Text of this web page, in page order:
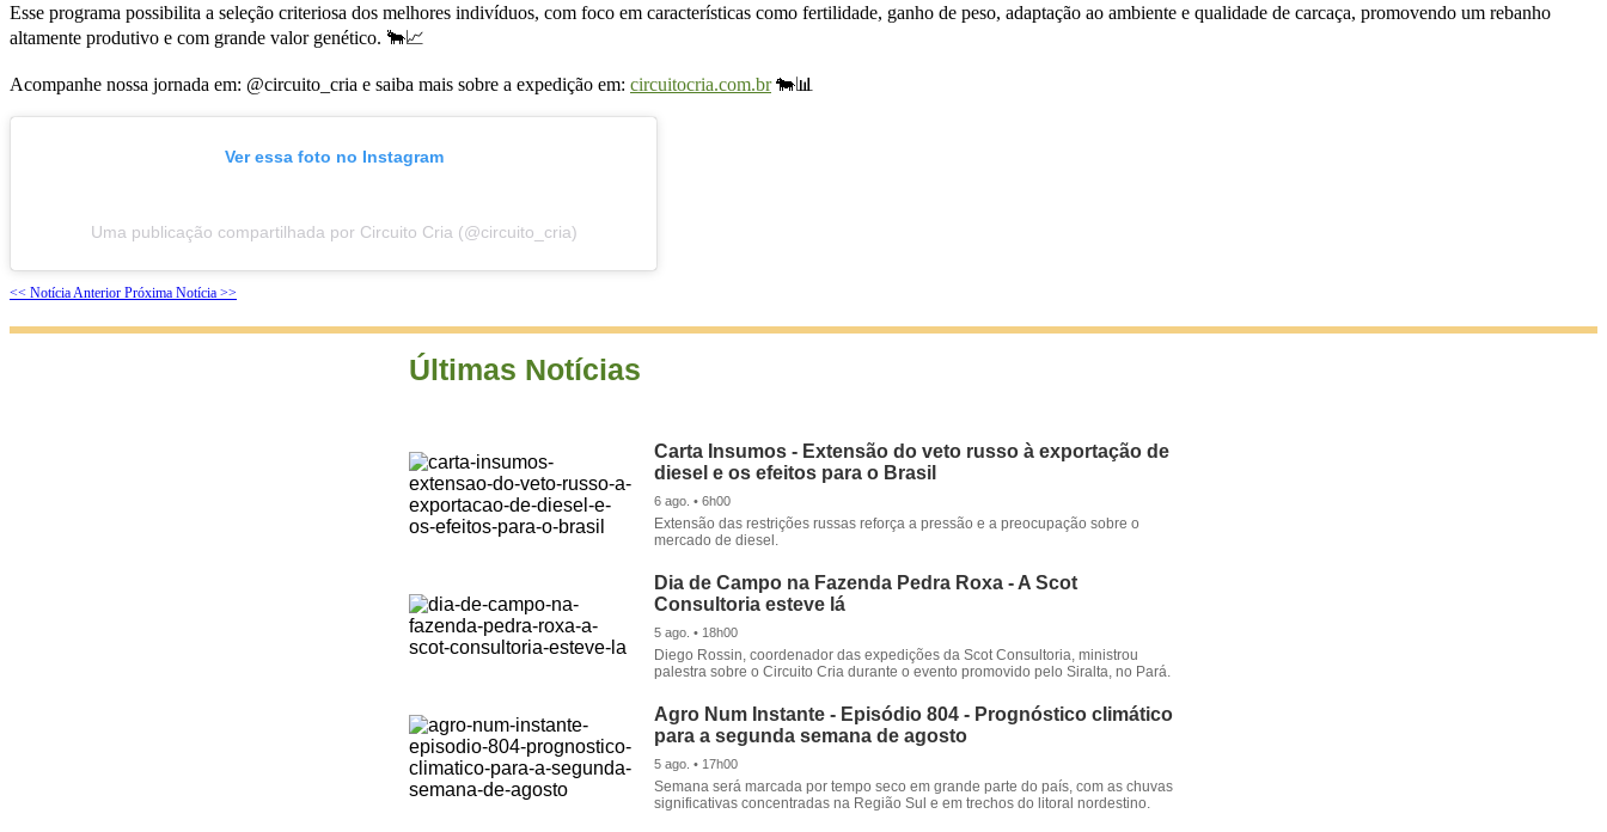
Esse programa possibilita a seleção criteriosa dos melhores indivíduos, com foco em características como fertilidade, ganho de peso, adaptação ao ambiente e qualidade de carcaça, promovendo um rebanho
altamente produtivo e com grande valor genético. 🐂📈
Acompanhe nossa jornada em: @circuito_cria e saiba mais sobre a expedição em: circuitocria.com.br🐄📊
Ver essa foto no Instagram
Uma publicação compartilhada por Circuito Cria (@circuito_cria)
<< Notícia Anterior Próxima Notícia >>
Últimas Notícias
Carta Insumos - Extensão do veto russo à exportação de
diesel e os efeitos para o Brasil
6 ago. • 6h00
Extensão das restrições russas reforça a pressão e a preocupação sobre o
mercado de diesel.
Dia de Campo na Fazenda Pedra Roxa - A Scot
Consultoria esteve lá
5 ago. • 18h00
Diego Rossin, coordenador das expedições da Scot Consultoria, ministrou
palestra sobre o Circuito Cria durante o evento promovido pelo Siralta, no Pará.
Agro Num Instante - Episódio 804 - Prognóstico climático
para a segunda semana de agosto
5 ago. • 17h00
Semana será marcada por tempo seco em grande parte do país, com as chuvas
significativas concentradas na Região Sul e em trechos do litoral nordestino.